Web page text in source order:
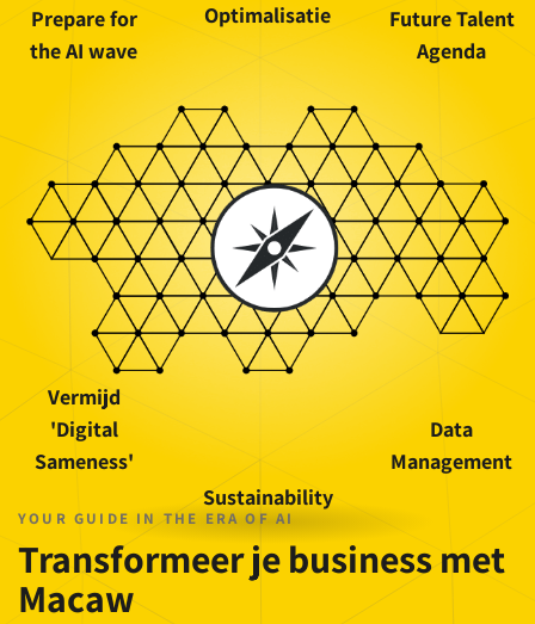
YOUR GUIDE IN THE ERA OF AI
Transformeer je business met
Macaw
Prepare for
the AI wave
Future Talent
Agenda
Vermijd
'Digital
Sameness'
Data
Management
Optimalisatie
Sustainability